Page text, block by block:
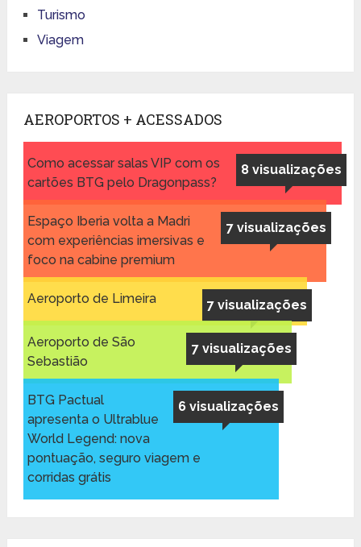
Turismo
Viagem
AEROPORTOS + ACESSADOS
8 visualizações
Como acessar salas VIP com os
cartões BTG pelo Dragonpass?
7 visualizações
Espaço Iberia volta a Madri
com experiências imersivas e
foco na cabine premium
7 visualizações
Aeroporto de Limeira
7 visualizações
Aeroporto de São
Sebastião
6 visualizações
BTG Pactual
apresenta o Ultrablue
World Legend: nova
pontuação, seguro viagem e
corridas grátis